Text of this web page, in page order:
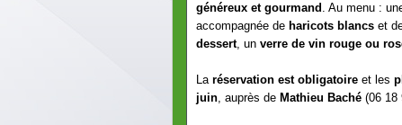
généreux et gourmand . Au menu :
accompagnée de haricots blancs et
dessert, un verre de vin rouge ou
La réservation est obligatoire et les
juin, auprès de Mathieu Baché (06 18